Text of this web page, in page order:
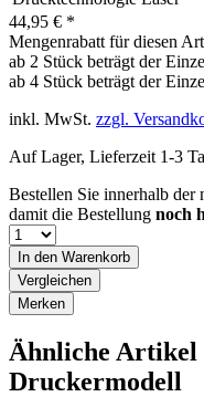
44,95 € *
Mengenrabatt für diesen
ab 2 Stück beträgt der
ab 4 Stück beträgt der
inkl. MwSt. zzgl.
Auf Lager, Lieferzeit 1-3
Bestellen Sie innerhalb der
damit die Bestellung noch
In den Warenkorb
Vergleichen
Merken
Ähnliche Artikel
Druckermodell